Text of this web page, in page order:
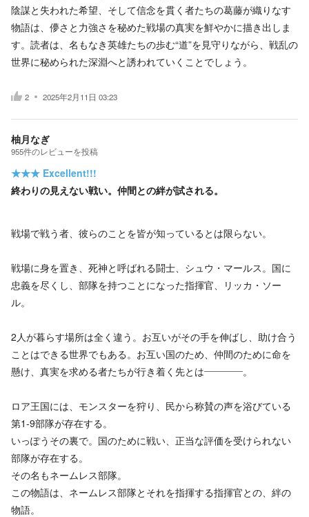
陰謀と失われた希望、そして信念を貫く者たちの葛藤が織りなす
物語は、儚さと力強さを秘めた戦場の真実を鮮やかに描き出しま
す。読者は、名もなき英雄たちの歩む“道”を見守りながら、戦乱の
世界に秘められた深淵へと誘われていくことでしょう。
2 2025年2月11日 03:23
柚月なぎ
955件のレビューを投稿
★★★ Excellent!!!
終わりの見えない戦い。仲間との絆が試される。
戦場で戦う者、彼らのことを皆が知っているとは限らない。
戦場に身を置き、死神と呼ばれる闘士、シュウ・マールス。国に
忠義を尽くし、部隊を持つことになった指揮官、リッカ・ソー
ル。
2人が暮らす場所は全く違う。お互いがその手を伸ばし、助け合う
ことはできる世界でもある。お互い国のため、仲間のために命を
懸け、真実を求める者たちが行き着く先とは――――。
ロア王国には、モンスターを狩り、民から称賛の声を浴びている
第1-9部隊が存在する。
いっぽうその裏で。国のために戦い、正当な評価を受けられない
部隊が存在する。
その名もネームレス部隊。
この物語は、ネームレス部隊とそれを指揮する指揮官との、絆の
物語。